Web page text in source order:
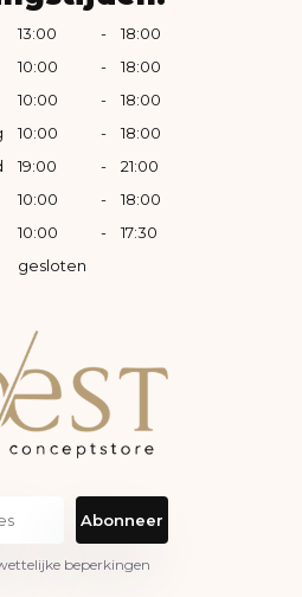
13:00 -
18:00
10:00 -
18:00
10:00 -
18:00
10:00 -
18:00
19:00 -
21:00
10:00 -
18:00
10:00 -
17:30
gesloten
Abonneer
beperkingen